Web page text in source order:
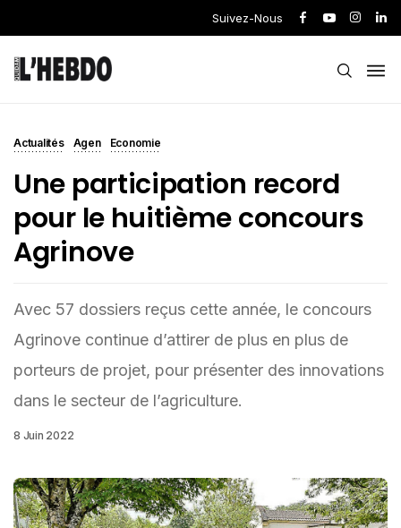
Suivez-Nous
Actualités Agen Economie
Une participation record
pour le huitième concours
Agrinove
Avec 57 dossiers reçus cette année, le concours
Agrinove continue d’attirer de plus en plus de
porteurs de projet, pour présenter des innovations
dans le secteur de l’agriculture.
8 Juin 2022